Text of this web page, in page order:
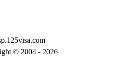
© 2004 - 2026